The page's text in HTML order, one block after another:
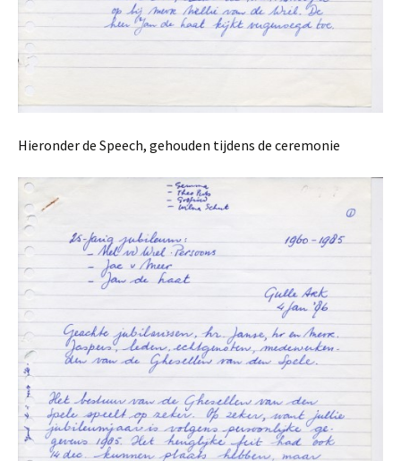
Hieronder de Speech, gehouden tijdens de ceremonie